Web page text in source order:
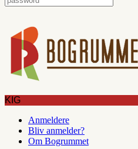
KIG
Anmeldere
Bliv anmelder?
Om Bogrummet